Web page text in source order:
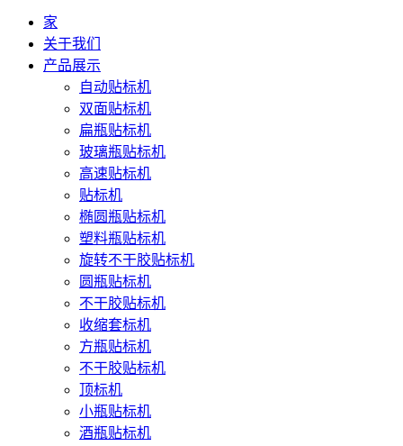
家
关于我们
产品展示
自动贴标机
双面贴标机
扁瓶贴标机
玻璃瓶贴标机
高速贴标机
贴标机
椭圆瓶贴标机
塑料瓶贴标机
旋转不干胶贴标机
圆瓶贴标机
不干胶贴标机
收缩套标机
方瓶贴标机
不干胶贴标机
顶标机
小瓶贴标机
酒瓶贴标机